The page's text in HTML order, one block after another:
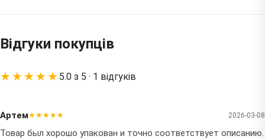
Відгуки покупців
★★★★★ 5.0 з 5 · 1 відгуків
Артем★★★★★ 2026-03-08
Товар был хорошо упакован и точно соответствует описанию.